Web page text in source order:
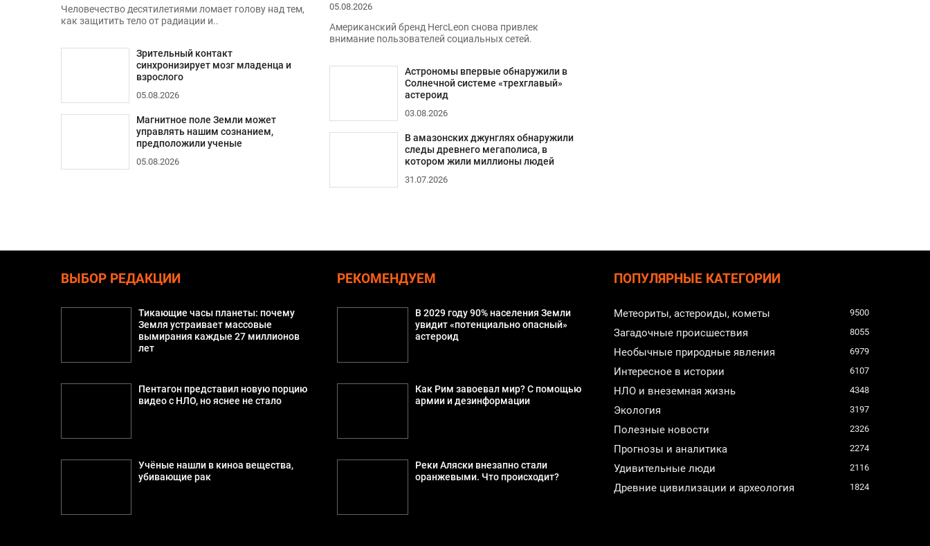
Человечество десятилетиями ломает голову над тем,
как защитить тело от радиации и..
Зрительный контакт
синхронизирует мозг младенца и
взрослого
05.08.2026
Магнитное поле Земли может
управлять нашим сознанием,
предположили ученые
05.08.2026
05.08.2026
Американский бренд HercLeon снова привлек
внимание пользователей социальных сетей.
Астрономы впервые обнаружили в
Солнечной системе «трехглавый»
астероид
03.08.2026
В амазонских джунглях обнаружили
следы древнего мегаполиса, в
котором жили миллионы людей
31.07.2026
ВЫБОР РЕДАКЦИИ
Тикающие часы планеты: почему
Земля устраивает массовые
вымирания каждые 27 миллионов
лет
Пентагон представил новую порцию
видео с НЛО, но яснее не стало
Учёные нашли в киноа вещества,
убивающие рак
РЕКОМЕНДУЕМ
В 2029 году 90% населения Земли
увидит «потенциально опасный»
астероид
Как Рим завоевал мир? С помощью
армии и дезинформации
Реки Аляски внезапно стали
оранжевыми. Что происходит?
ПОПУЛЯРНЫЕ КАТЕГОРИИ
Метеориты, астероиды, кометы 9500
Загадочные происшествия 8055
Необычные природные явления 6979
Интересное в истории 6107
НЛО и внеземная жизнь 4348
Экология 3197
Полезные новости 2326
Прогнозы и аналитика 2274
Удивительные люди 2116
Древние цивилизации и археология 1824